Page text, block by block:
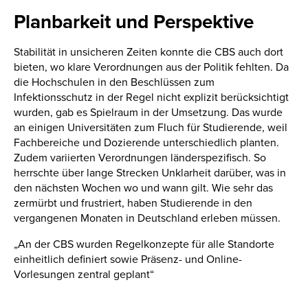
Planbarkeit und Perspektive
Stabilität in unsicheren Zeiten konnte die CBS auch dort
bieten, wo klare Verordnungen aus der Politik fehlten. Da
die Hochschulen in den Beschlüssen zum
Infektionsschutz in der Regel nicht explizit berücksichtigt
wurden, gab es Spielraum in der Umsetzung. Das wurde
an einigen Universitäten zum Fluch für Studierende, weil
Fachbereiche und Dozierende unterschiedlich planten.
Zudem variierten Verordnungen länderspezifisch. So
herrschte über lange Strecken Unklarheit darüber, was in
den nächsten Wochen wo und wann gilt. Wie sehr das
zermürbt und frustriert, haben Studierende in den
vergangenen Monaten in Deutschland erleben müssen.
„An der CBS wurden Regelkonzepte für alle Standorte
einheitlich definiert sowie Präsenz- und Online-
Vorlesungen zentral geplant“